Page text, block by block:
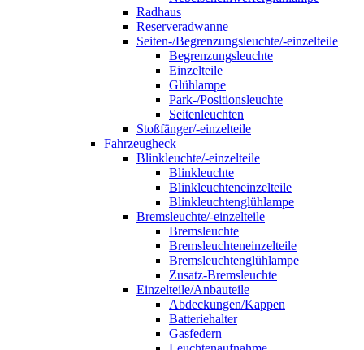
Radhaus
Reserveradwanne
Seiten-/Begrenzungsleuchte/-einzelteile
Begrenzungsleuchte
Einzelteile
Glühlampe
Park-/Positionsleuchte
Seitenleuchten
Stoßfänger/-einzelteile
Fahrzeugheck
Blinkleuchte/-einzelteile
Blinkleuchte
Blinkleuchteneinzelteile
Blinkleuchtenglühlampe
Bremsleuchte/-einzelteile
Bremsleuchte
Bremsleuchteneinzelteile
Bremsleuchtenglühlampe
Zusatz-Bremsleuchte
Einzelteile/Anbauteile
Abdeckungen/Kappen
Batteriehalter
Gasfedern